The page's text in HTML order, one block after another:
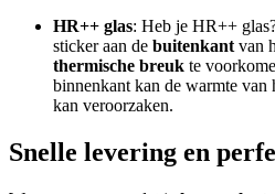
HR++ glas: Heb je HR++
sticker aan de buitenkant van
thermische breuk te
binnenkant kan de warmte van
kan veroorzaken.
Snelle levering en